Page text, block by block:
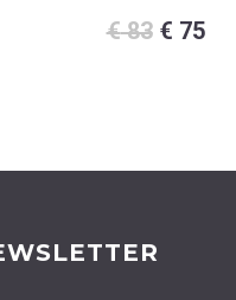
€83 € 75